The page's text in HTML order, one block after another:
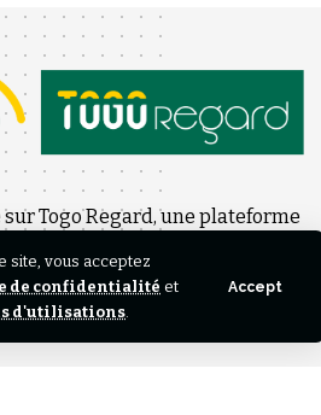
site, vous acceptez
de confidentialité et
d'utilisations.
Accept
Togo Regard, une plateforme
engagée offrant un autre
nationale et